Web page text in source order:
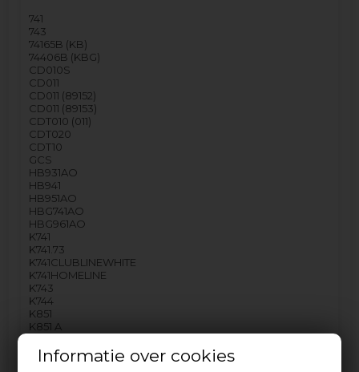
Informatie over cookies
741
743
74165B (KB)
74406B (KBG)
CD010S
CD011
CD011 (89152)
CD011 (89153)
CDT010 (011)
CDT020
CDT10
GCS
HB931AO
HB941
HB951AO
HBG741AO
HBG961AO
K741
K741.73
K741CLUBLINEWHITE
K741HOMELINE
K743
K744
K851
K851 A
KB741 (59053)
KB741 (59059)